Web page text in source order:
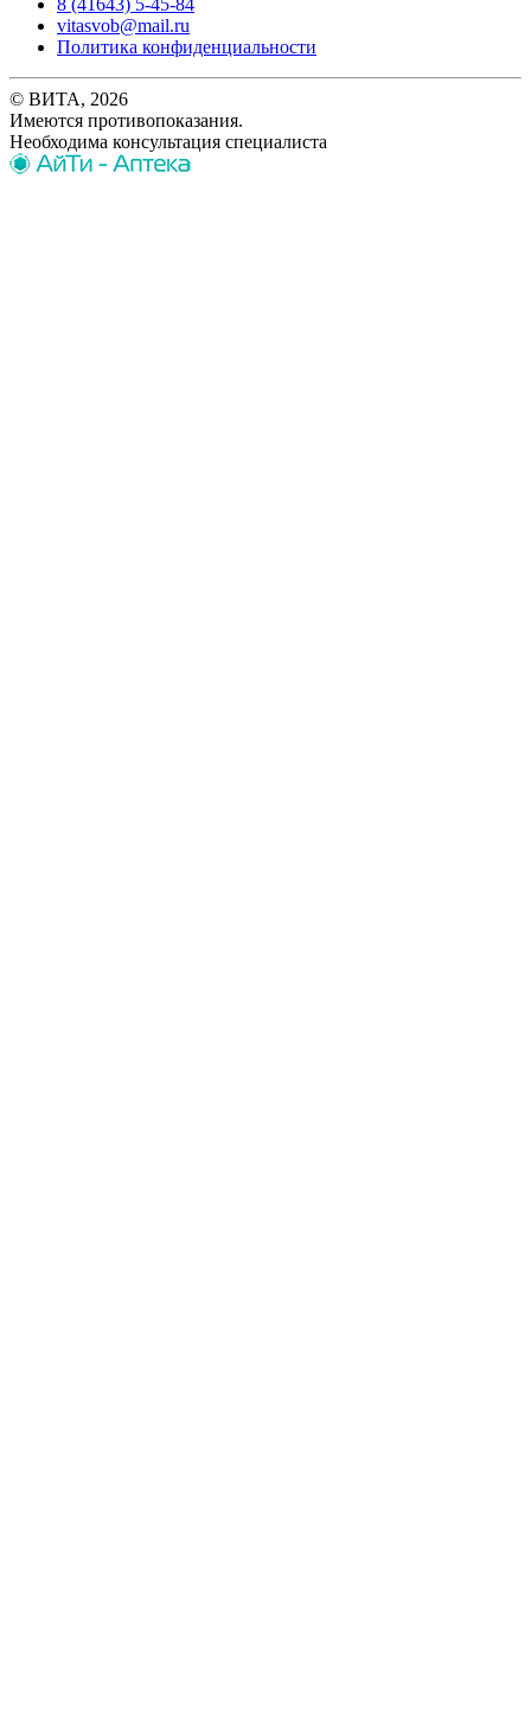
vitasvob@mail.ru
Политика конфиденциальности
© ВИТА, 2026
Имеются противопоказания.
Необходима консультация специалиста